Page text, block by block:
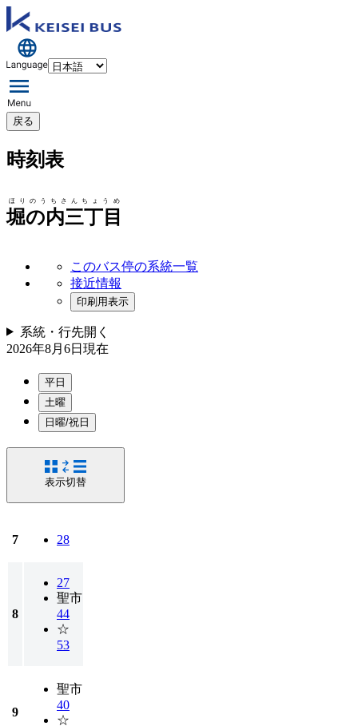
戻る
時刻表
堀の内三丁目
ほりのうちさんちょうめ
このバス停の系統一覧
接近情報
印刷用表示
系統・行先開く
2026年8月6日 現在
平日
土曜
日曜/祝日
表示切替
7 28
8
27
聖市
44
☆
53
9
聖市
40
☆